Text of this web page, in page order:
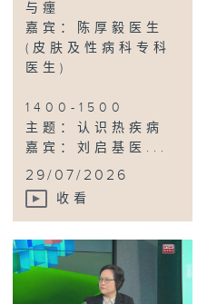
与癦
嘉宾：陈厚毅医生
(皮肤及性病科专科
医生)
1400-1500
主题：认识热疾病
嘉宾：刘启基医...
29/07/2026
收看